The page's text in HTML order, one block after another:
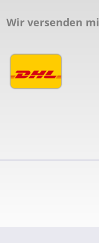
Wir versenden